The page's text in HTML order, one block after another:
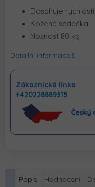
Dosahuje
Kožená sedačka
Nosnost 80 kg
Detailní informace
Zákaznická linka
+420228889315
Popis Hodnocení